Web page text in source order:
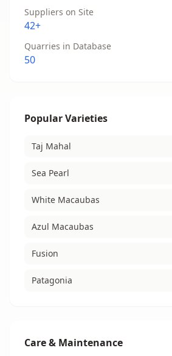
Suppliers on Site
42+
Quarries in Database
50
Popular Varieties
Taj Mahal
Sea Pearl
White Macaubas
Azul Macaubas
Fusion
Patagonia
Care & Maintenance